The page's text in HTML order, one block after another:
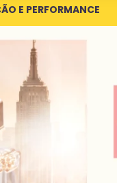
E PERFORMANCE